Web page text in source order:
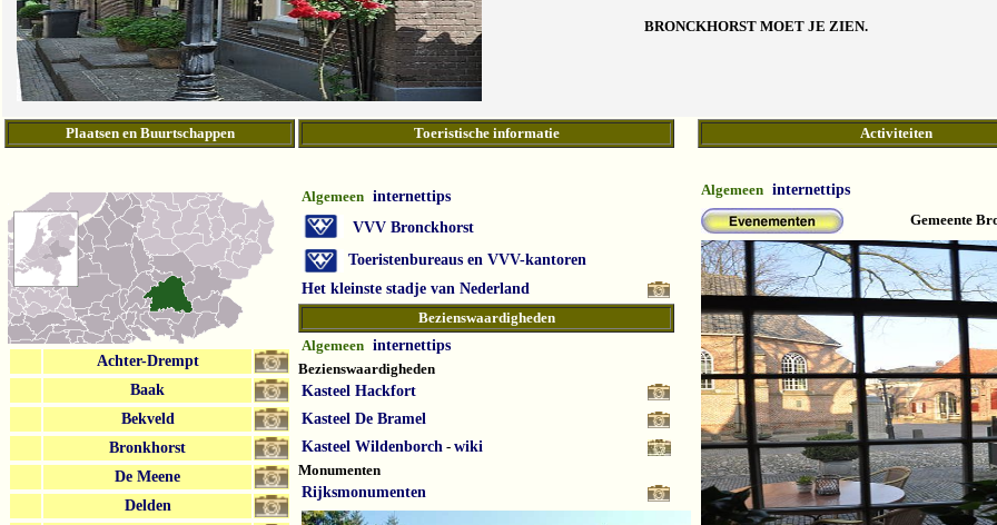
BRONCKHORST MOET JE ZIEN.
Plaatsen en Buurtschappen Toeristische informatie Activiteiten
Achter-Drempt
Baak
Bekveld
Bronkhorst
De Meene
Delden
Algemeen internettips
VVV Bronckhorst
Toeristenbureaus en VVV-kantoren
Het kleinste stadje van Nederland
Bezienswaardigheden
Algemeen internettips
Bezienswaardigheden
Kasteel Hackfort
Kasteel De Bramel
Kasteel Wildenborch - wiki
Monumenten
Rijksmonumenten
Algemeen internettips
Gemeente